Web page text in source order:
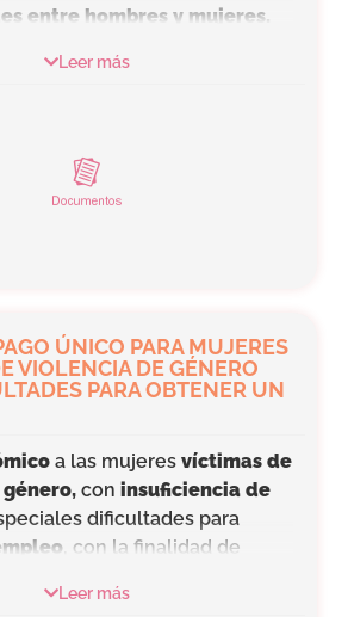
entre hombres y mujeres.
y promover la inclusión.
Leer más
ÚNICO PARA MUJERES
VIOLENCIA DE GÉNERO
PARA OBTENER UN
a las mujeresvíctimas de
,con insuficiencia de
dificultades para
, con la finalidad de
social.
Leer más